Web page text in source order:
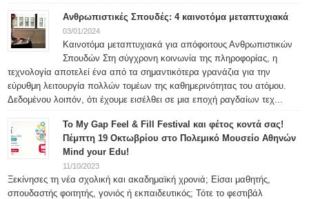
Ανθρωπιστικές Σπουδές: 4 καινοτόμα μεταπτυχιακά
03/01/2024
Καινοτόμα μεταπτυχιακά για απόφοιτους Ανθρωπιστικών
Σπουδών Στη σύγχρονη κοινωνία της πληροφορίας, η
τεχνολογία αποτελεί ένα από τα σημαντικότερα γρανάζια για την
εύρυθμη λειτουργία πολλών τομέων της καθημερινότητας του ατόμου.
Δεδομένου λοιπόν, ότι έχουμε εισέλθει σε μια εποχή ραγδαίων τεχ...
To My Gap Feel & Fill Festival και φέτος κοντά σας!
Πέμπτη 19 Οκτωβρίου στο Πολεμικό Μουσείο Αθηνών
Mind your Edu!
11/10/2023
Ξεκίνησες τη νέα σχολική και ακαδημαϊκή χρονιά; Είσαι μαθητής,
σπουδαστής φοιτητής, γονιός ή εκπαιδευτικός; Τότε το φεστιβάλ